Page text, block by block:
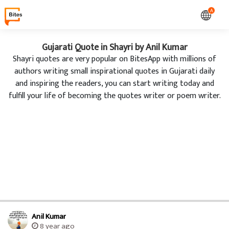
A
Gujarati Quote in Shayri by Anil Kumar
Shayri quotes are very popular on BitesApp with millions of
authors writing small inspirational quotes in Gujarati daily
and inspiring the readers, you can start writing today and
fulfill your life of becoming the quotes writer or poem writer.
Anil Kumar
8 year ago